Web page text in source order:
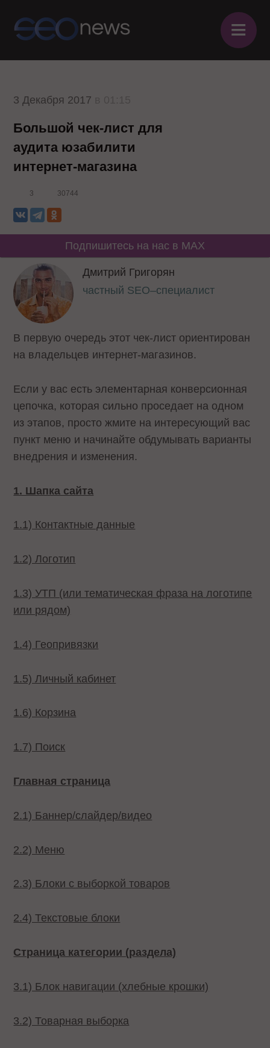
≡
3 Декабря 2017
Большой чек-лист для
аудита юзабилити
интернет-магазина
3 30744
Подпишитесь на нас в MAX
Дмитрий Григорян
частный SEO–специалист
В первую очередь этот чек-лист ориентирован
на владельцев интернет-магазинов.
Если у вас есть элементарная конверсионная
цепочка, которая сильно проседает на одном
из этапов, просто жмите на интересующий вас
пункт меню и начинайте обдумывать варианты
внедрения и изменения.
1. Шапка сайта
1.1) Контактные данные
1.2) Логотип
1.3) УТП (или тематическая фраза на логотипе
или рядом)
1.4) Геопривязки
1.5) Личный кабинет
1.6) Корзина
1.7) Поиск
Главная страница
2.1) Баннер/слайдер/видео
2.2) Меню
2.3) Блоки с выборкой товаров
2.4) Текстовые блоки
Страница категории (раздела)
3.1) Блок навигации (хлебные крошки)
3.2) Товарная выборка